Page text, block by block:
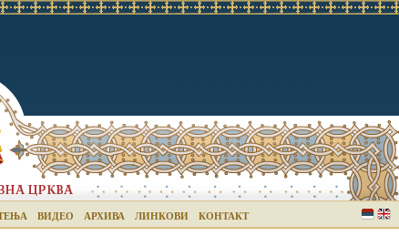
ВИДЕО АРХИВА ЛИНКОВИ КОНТАКТ